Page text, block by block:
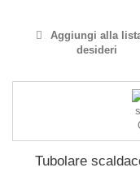
Aggiungi alla
desideri
Tubolare